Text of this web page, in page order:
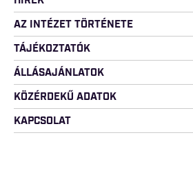
AZ INTÉZET TÖRTÉNETE
TÁJÉKOZTATÓK
ÁLLÁSAJÁNLATOK
KÖZÉRDEKŰ ADATOK
KAPCSOLAT